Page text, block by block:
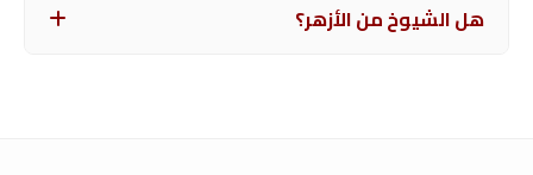
مدفوعة لو محتاج رد مستعجل وتفصيلي.
هل الشيوخ من الأزهر؟